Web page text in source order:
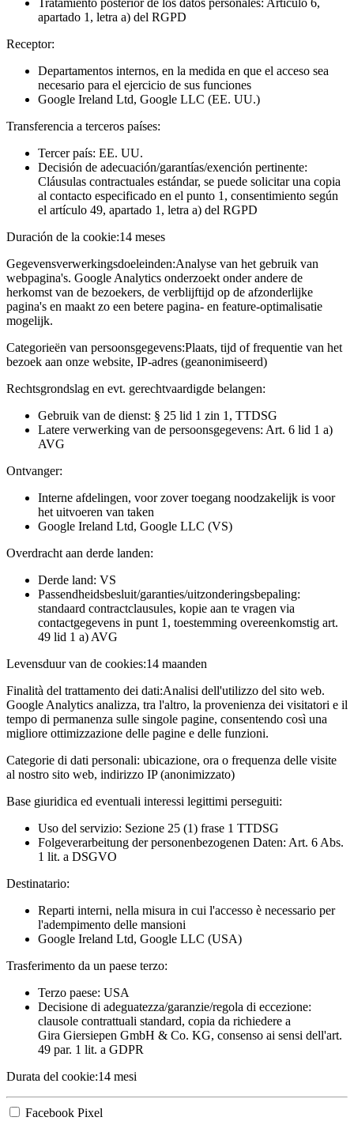
Tratamiento posterior de los datos personales: Artículo 6,
apartado 1, letra a) del RGPD
Receptor:
Departamentos internos, en la medida en que el acceso sea
necesario para el ejercicio de sus funciones
Google Ireland Ltd, Google LLC (EE. UU.)
Transferencia a terceros países:
Tercer país: EE. UU.
Decisión de adecuación/garantías/exención pertinente:
Cláusulas contractuales estándar, se puede solicitar una copia
al contacto especificado en el punto 1, consentimiento según
el artículo 49, apartado 1, letra a) del RGPD
Duración de la cookie:14 meses
Gegevensverwerkingsdoeleinden:Analyse van het gebruik van
webpagina's. Google Analytics onderzoekt onder andere de
herkomst van de bezoekers, de verblijftijd op de afzonderlijke
pagina's en maakt zo een betere pagina- en feature-optimalisatie
mogelijk.
Categorieën van persoonsgegevens:Plaats, tijd of frequentie van het
bezoek aan onze website, IP-adres (geanonimiseerd)
Rechtsgrondslag en evt. gerechtvaardigde belangen:
Gebruik van de dienst: § 25 lid 1 zin 1, TTDSG
Latere verwerking van de persoonsgegevens: Art. 6 lid 1 a)
AVG
Ontvanger:
Interne afdelingen, voor zover toegang noodzakelijk is voor
het uitvoeren van taken
Google Ireland Ltd, Google LLC (VS)
Overdracht aan derde landen:
Derde land: VS
Passendheidsbesluit/garanties/uitzonderingsbepaling:
standaard contractclausules, kopie aan te vragen via
contactgegevens in punt 1, toestemming overeenkomstig art.
49 lid 1 a) AVG
Levensduur van de cookies:14 maanden
Finalità del trattamento dei dati:Analisi dell'utilizzo del sito web.
Google Analytics analizza, tra l'altro, la provenienza dei visitatori e il
tempo di permanenza sulle singole pagine, consentendo così una
migliore ottimizzazione delle pagine e delle funzioni.
Categorie di dati personali: ubicazione, ora o frequenza delle visite
al nostro sito web, indirizzo IP (anonimizzato)
Base giuridica ed eventuali interessi legittimi perseguiti:
Uso del servizio: Sezione 25 (1) frase 1 TTDSG
Folgeverarbeitung der personenbezogenen Daten: Art. 6 Abs.
1 lit. a DSGVO
Destinatario:
Reparti interni, nella misura in cui l'accesso è necessario per
l'adempimento delle mansioni
Google Ireland Ltd, Google LLC (USA)
Trasferimento da un paese terzo:
Terzo paese: USA
Decisione di adeguatezza/garanzie/regola di eccezione:
clausole contrattuali standard, copia da richiedere a
Gira Giersiepen GmbH & Co. KG, consenso ai sensi dell'art.
49 par. 1 lit. a GDPR
Durata del cookie:14 mesi
Facebook Pixel